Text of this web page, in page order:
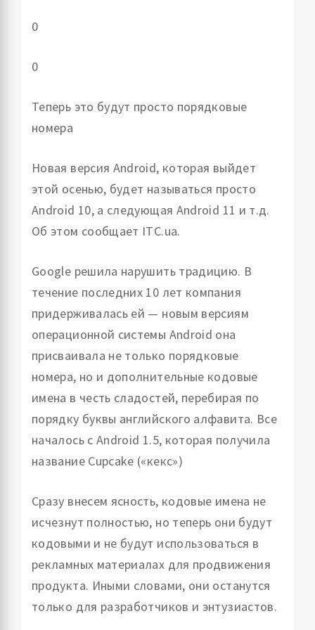
0
0
Теперь это будут просто порядковые
номера
Новая версия Android, которая выйдет
этой осенью, будет называться просто
Android 10, а следующая Android 11 и т.д.
Об этом сообщает ITC.ua.
Google решила нарушить традицию. В
течение последних 10 лет компания
придерживалась ей — новым версиям
операционной системы Android она
присваивала не только порядковые
номера, но и дополнительные кодовые
имена в честь сладостей, перебирая по
порядку буквы английского алфавита. Все
началось с Android 1.5, которая получила
название Cupcake («кекс»)
Сразу внесем ясность, кодовые имена не
исчезнут полностью, но теперь они будут
кодовыми и не будут использоваться в
рекламных материалах для продвижения
продукта. Иными словами, они останутся
только для разработчиков и энтузиастов.